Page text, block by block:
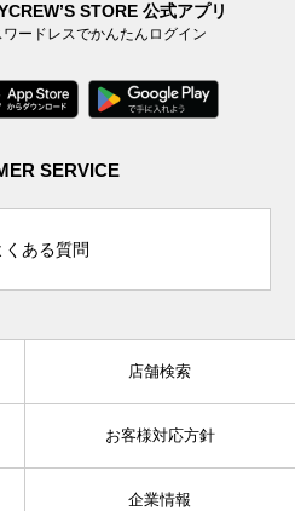
STORE 公式アプリ
ワードレスでかんたんログイン
SERVICE
くある質問
店舗検索
お客様対応方針
企業情報